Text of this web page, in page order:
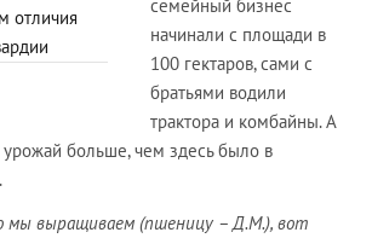
отличия
семейный бизнес
начинали с площади в
100 гектаров, сами с
братьями водили
трактора и комбайны. А
урожай больше, чем здесь было в
мы выращиваем (пшеницу – Д.М.), вот